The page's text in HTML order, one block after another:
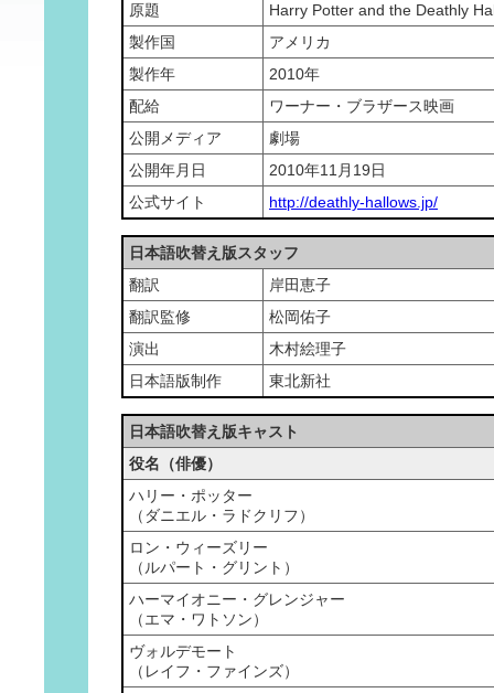
原題
Harry Potter and the Deathly
製作国
アメリカ
製作年
2010年
配給
ワーナー・ブラザース映画
公開メディア
劇場
公開年月日
2010年11月19日
公式サイト
http://deathly-hallows.jp/
日本語吹替え版スタッフ
翻訳
岸田恵子
翻訳監修
松岡佑子
演出
木村絵理子
日本語版制作
東北新社
日本語吹替え版キャスト
役名（俳優）
ハリー・ポッター
（ダニエル・ラドクリフ）
ロン・ウィーズリー
（ルパート・グリント）
ハーマイオニー・グレンジャー
（エマ・ワトソン）
ヴォルデモート
（レイフ・ファインズ）